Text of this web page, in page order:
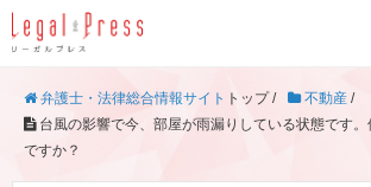
弁護士・法律総合情報サイト トップ / 不動産 /
台風の影響で今、部屋が雨漏りしている状態です
ですか？